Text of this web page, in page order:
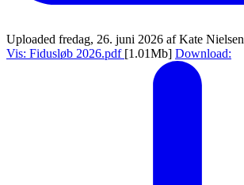
Uploaded fredag, 26. juni 2026 af Kate Nielsen
Vis: Fidusløb 2026.pdf [1.01Mb] Download: